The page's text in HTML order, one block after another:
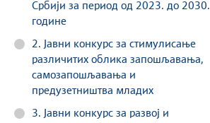
Србији за период од 2023. до 2030.
године
2. Јавни конкурс за стимулисање
различитих облика запошљавања,
самозапошљавања и
предузетништва младих
3. Јавни конкурс за развој и